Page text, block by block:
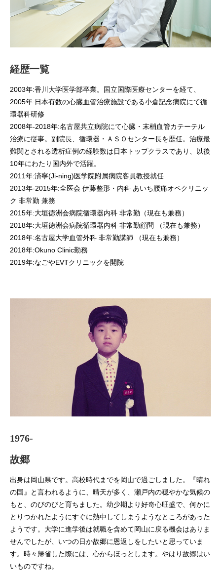
経歴一覧
2003年:香川大学医学部卒業。国立国際医療センターを経て、
2005年:日本有数の心臓血管治療施設である小倉記念病院にて循
環器科研修
2008年-2018年:名古屋共立病院にて心臓・末梢血管カテーテル
治療に従事。副院長、循環器・ＡＳＯセンター長を歴任。治療最
難関とされる透析症例の経験数は日本トップクラスであり、以後
10年にわたり国内外で活躍。
2011年:済寧(Ji-ning)医学院附属病院客員教授就任
2013年-2015年:全医会 伊藤整形・内科 あいち腰痛オペクリニッ
ク 非常勤 兼務
2015年:大垣徳洲会病院循環器内科 非常勤（現在も兼務）
2018年:大垣徳洲会病院循環器内科 非常勤顧問 （現在も兼務）
2018年:名古屋大学血管外科 非常勤講師 （現在も兼務）
2018年:Okuno Clinic勤務
2019年:なごやEVTクリニックを開院
1976-
故郷
出身は岡山県です。高校時代までを岡山で過ごしました。『晴れ
の国』と言われるように、晴天が多く、瀬戸内の穏やかな気候の
もと、のびのびと育ちました。幼少期より好奇心旺盛で、何かに
とりつかれたようにすぐに熱中してしまうようなところがあった
ようです。大学に進学後は就職を含めて岡山に戻る機会はありま
せんでしたが、いつの日か故郷に恩返しをしたいと思っていま
す。時々帰省した際には、心からほっとします。やはり故郷はい
いものですね。